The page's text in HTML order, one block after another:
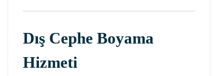
Dış Cephe Boyama
Hizmeti